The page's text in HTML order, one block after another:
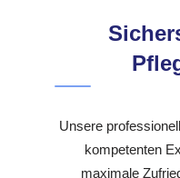
Unsere
kompetenten
maximale